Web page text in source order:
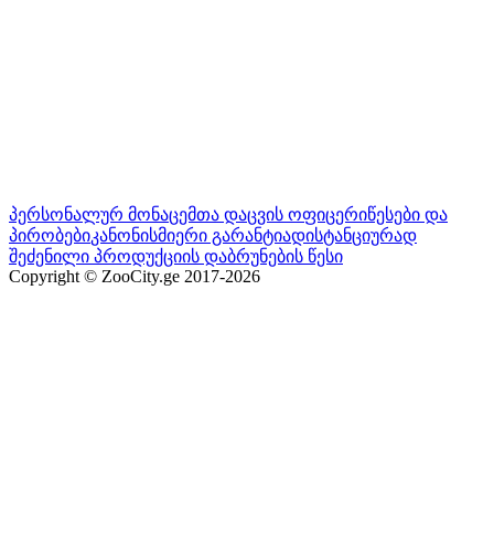
პერსონალურ მონაცემთა დაცვის ოფიცერიწესები და
პირობებიკანონისმიერი გარანტიადისტანციურად
შეძენილი პროდუქციის დაბრუნების წესი
Copyright © ZooCity.ge 2017-2026